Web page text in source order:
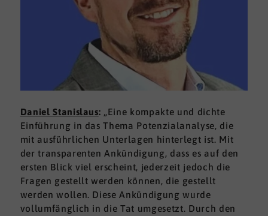
Daniel Stanislaus: „Eine kompakte und dichte
Einführung in das Thema Potenzialanalyse, die
mit ausführlichen Unterlagen hinterlegt ist. Mit
der transparenten Ankündigung, dass es auf den
ersten Blick viel erscheint, jederzeit jedoch die
Fragen gestellt werden können, die gestellt
werden wollen. Diese Ankündigung wurde
vollumfänglich in die Tat umgesetzt. Durch den